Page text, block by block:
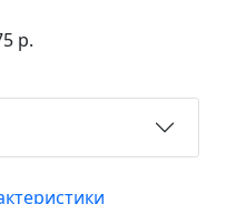
р.